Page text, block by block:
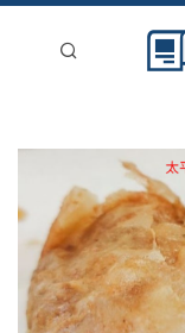
新聞稿分類
登入
刊登